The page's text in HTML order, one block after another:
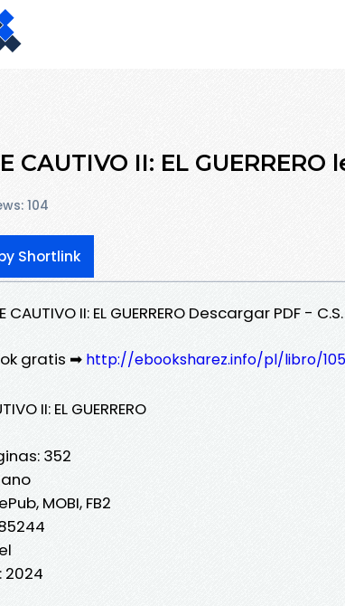
CAUTIVO II: EL GUERRERO
104
Shortlink
CAUTIVO II: EL GUERRERO Descargar PDF -
gratis ➡ http://ebooksharez.info/pl/libro/
II: EL GUERRERO
352
MOBI, FB2
2024